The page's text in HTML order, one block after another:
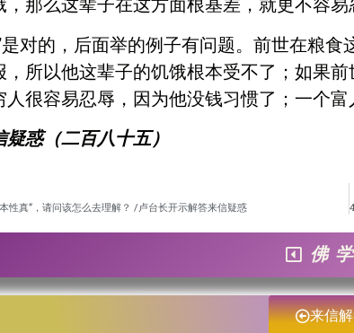
那么这辈子在这方面根基差，就更不容易
是对的，后面举的例子有问题。前世在粮
，所以他这辈子的饥饿根本受不了；如果
很容易忍辱，因为他没钱习惯了；一个
惑（二百八十五）
性真”，请问该怎么去理解？ /卢台长开示解答来信疑惑
佛
来信